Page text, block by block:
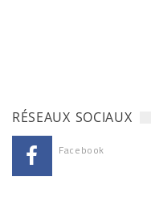
RÉSEAUX SOCIAUX
Facebook